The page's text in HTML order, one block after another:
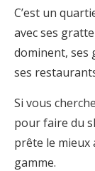
C’est un
avec ses
dominent, ses
ses
Si vous
pour faire du
prête le mieux
gamme.